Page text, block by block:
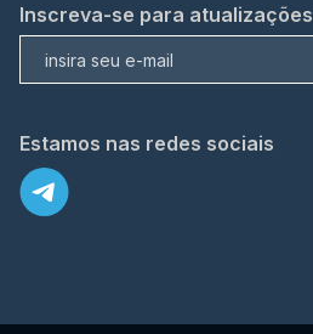
Inscreva-se para atualizações
Estamos nas redes sociais